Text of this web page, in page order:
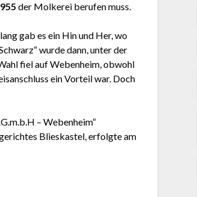
der Molkerei berufen muss.
gab es ein Hin und Her, wo
wurde dann, unter der
fiel auf Webenheim, obwohl
ein Vorteil war. Doch
– Webenheim“
Blieskastel, erfolgte am